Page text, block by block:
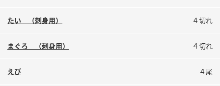
ロングセラー商品 ＋ おすすめレシピ
たい （刺身用） ４切れ
まぐろ （刺身用） ４切れ
えび ４尾